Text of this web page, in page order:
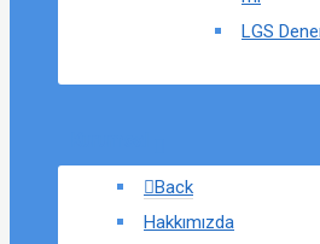
LGS
Back
Hakkımızda